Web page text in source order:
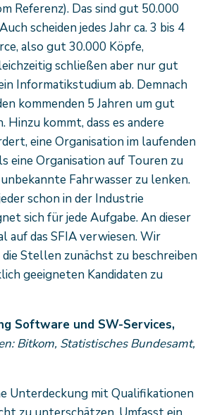
Referenz). Das sind gut 50.000
scheiden jedes Jahr ca. 3 bis 4
also gut 30.000 Köpfe,
schließen aber nur gut
Informatikstudium ab. Demnach
kommenden 5 Jahren um gut
Hinzu kommt, dass es andere
eine Organisation im laufenden
eine Organisation auf Touren zu
Fahrwasser zu lenken.
schon in der Industrie
sich für jede Aufgabe. An dieser
auf das SFIA verwiesen. Wir
Stellen zunächst zu beschreiben
geeigneten Kandidaten zu
Software und SW-Services,
Bitkom, Statistisches Bundesamt,
Unterdeckung mit Qualifikationen